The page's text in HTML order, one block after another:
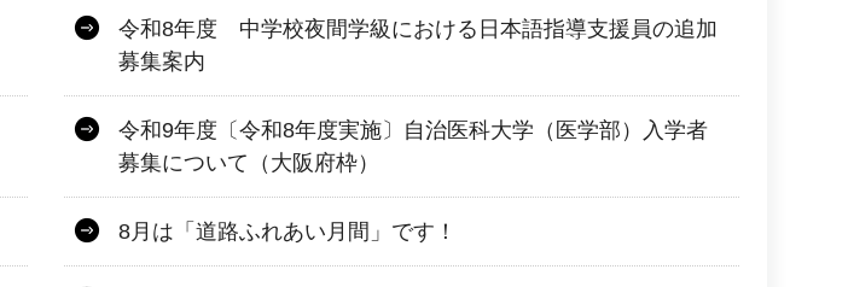
令和8年度 中学校夜間学級における日本語指導支援員の追加
募集案内
令和9年度〔令和8年度実施〕自治医科大学（医学部）入学者
募集について（大阪府枠）
8月は「道路ふれあい月間」です！